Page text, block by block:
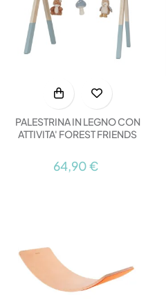
PALESTRINA IN LEGNO CON
ATTIVITA' FOREST FRIENDS
64,90 €